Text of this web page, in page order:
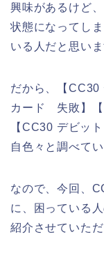
興味があるけど
状態になってし
いる人だと思いま
だから、【CC30
カード 失敗】
【CC30 デビッ
自色々と調べて
なので、今回、
に、困っている
紹介させていただ